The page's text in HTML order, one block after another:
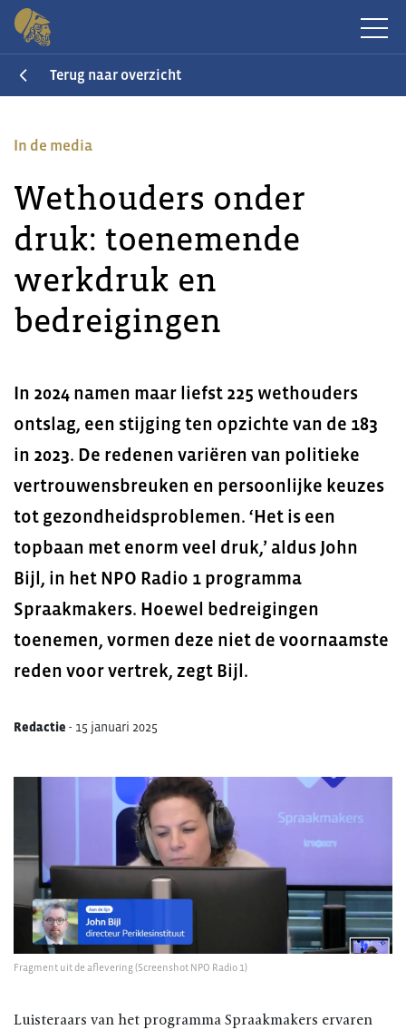
Terug naar overzicht
In de media
Wethouders onder
druk: toenemende
werkdruk en
bedreigingen
In 2024 namen maar liefst 225 wethouders
ontslag, een stijging ten opzichte van de 183
in 2023. De redenen variëren van politieke
vertrouwensbreuken en persoonlijke keuzes
tot gezondheidsproblemen. ‘Het is een
topbaan met enorm veel druk,’ aldus John
Bijl, in het NPO Radio 1 programma
Spraakmakers. Hoewel bedreigingen
toenemen, vormen deze niet de voornaamste
reden voor vertrek, zegt Bijl.
Redactie - 15 januari 2025
Fragment uit de aflevering (Screenshot NPO Radio 1)
Luisteraars van het programma Spraakmakers ervaren